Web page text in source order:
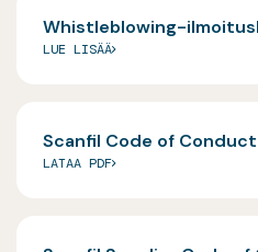
Whistleblowing-
LUE LISÄÄ
Scanfil Code of Conduct
LATAA PDF